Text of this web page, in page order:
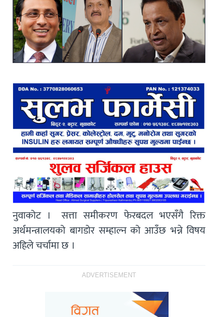
नुवाकोट । सत्ता समीकरण फेरबदल भएसँगै रिक्त
अर्थमन्त्रालयको बागडोर सम्हाल्न को आउँछ भन्ने विषय
अहिले चर्चामा छ ।
ADVERTISEMENT